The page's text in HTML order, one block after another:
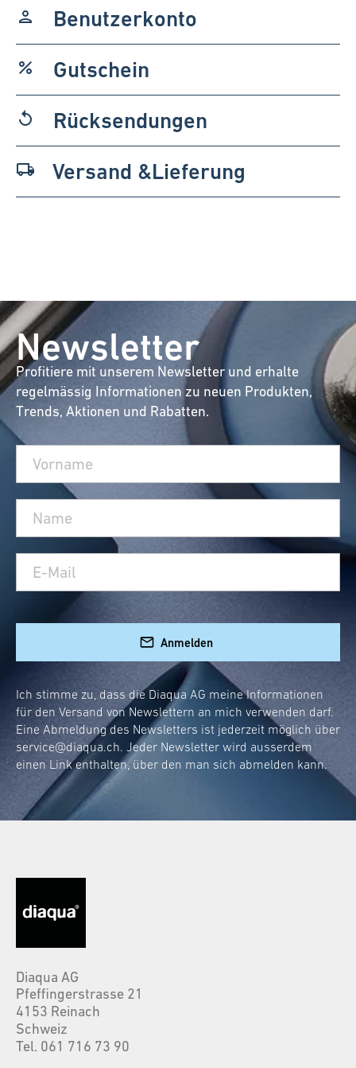
person Benutzerkonto
percent Gutschein
replay Rücksendungen
local_shipping Versand &Lieferung
Newsletter
Profitiere mit unserem Newsletter und erhalte
regelmässig Informationen zu neuen Produkten,
Trends, Aktionen und Rabatten.
Anmelden
Ich stimme zu, dass die Diaqua AG meine Informationen
für den Versand von Newslettern an mich verwenden darf.
Eine Abmeldung des Newsletters ist jederzeit möglich über
service@diaqua.ch. Jeder Newsletter wird ausserdem
einen Link enthalten, über den man sich abmelden kann.
Diaqua AG
Pfeffingerstrasse 21
4153 Reinach
Schweiz
Tel. 061 716 73 90